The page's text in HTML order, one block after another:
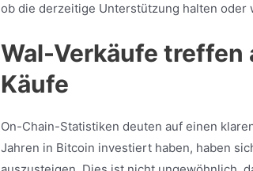
ob die derzeitige Unterstützung halten
Wal-Verkäufe
Käufe
On-Chain-Statistiken deuten auf einen
Jahren in Bitcoin investiert haben, haben